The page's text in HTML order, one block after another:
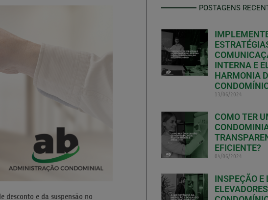
desconto e da suspensão no
POSTAGENS
INTERNA E
HARMONIA
13/06/2024
COMO TER
EFICIENTE?
04/06/2024
INSPEÇÃO E